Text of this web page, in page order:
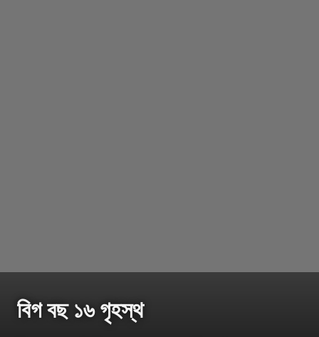
বিগ বছ ১৬ গৃহস্থ